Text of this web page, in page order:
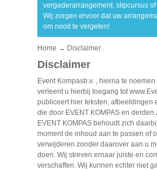
vergaderarrangement, slipcursus
Wij zorgen ervoor dat uw
om nooit te vergeten!
Home → Disclaimer
Disclaimer
Event Kompasb.v. , hierna te noemen
verleent u hierbij toegang tot
publiceert hier teksten, afbeeldingen
die door EVENT KOMPAS en derden
EVENT KOMPAS behoudt zich
moment de inhoud aan te passen of
verwijderen zonder daarover aan u
doen. Wij streven ernaar juiste en
verschaffen. Wij kunnen echter niet